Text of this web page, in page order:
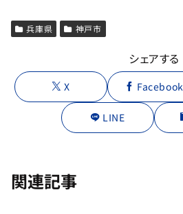
兵庫県 神戸市
シェアする
X Facebook
LINE
関連記事